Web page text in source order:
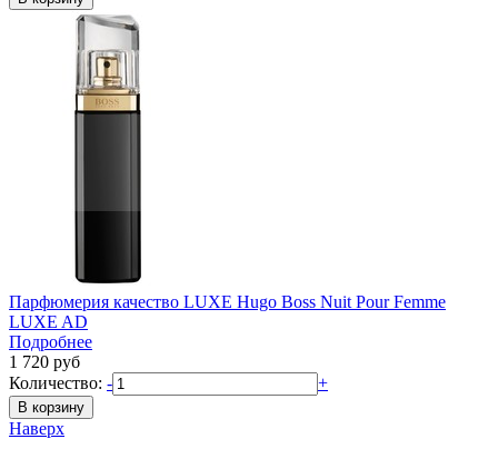
Парфюмерия качество LUXE Hugo Boss Nuit Pour Femme
LUXE AD
Подробнее
1 720 руб
Количество: - +
Наверх